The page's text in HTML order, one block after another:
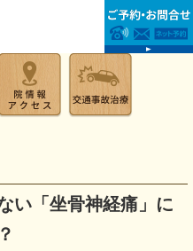
い「坐骨神経痛」に